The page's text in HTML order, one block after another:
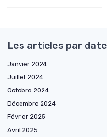
Les articles par date
Janvier 2024
Juillet 2024
Octobre 2024
Décembre 2024
Février 2025
Avril 2025